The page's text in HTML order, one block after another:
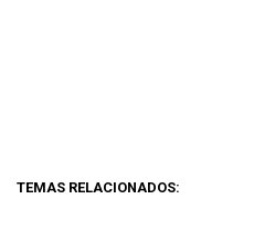
TEMAS RELACIONADOS: